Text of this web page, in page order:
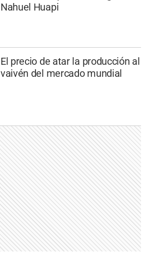
Nahuel Huapi
El precio de atar la producción al
vaivén del mercado mundial